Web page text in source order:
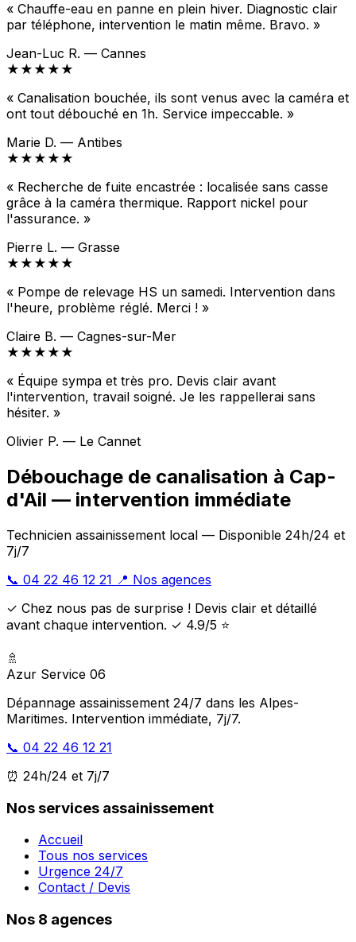
« Chauffe-eau en panne en plein hiver. Diagnostic clair
par téléphone, intervention le matin même. Bravo. »
Jean-Luc R. — Cannes
★★★★★
« Canalisation bouchée, ils sont venus avec la caméra et
ont tout débouché en 1h. Service impeccable. »
Marie D. — Antibes
★★★★★
« Recherche de fuite encastrée : localisée sans casse
grâce à la caméra thermique. Rapport nickel pour
l'assurance. »
Pierre L. — Grasse
★★★★★
« Pompe de relevage HS un samedi. Intervention dans
l'heure, problème réglé. Merci ! »
Claire B. — Cagnes-sur-Mer
★★★★★
« Équipe sympa et très pro. Devis clair avant
l'intervention, travail soigné. Je les rappellerai sans
hésiter. »
Olivier P. — Le Cannet
Débouchage de canalisation à Cap-
d'Ail — intervention immédiate
Technicien assainissement local — Disponible 24h/24 et
7j/7
📞 04 22 46 12 21 📍 Nos agences
✓ Chez nous pas de surprise ! Devis clair et détaillé
avant chaque intervention. ✓ 4.9/5 ⭐
🚿
Azur Service 06
Dépannage assainissement 24/7 dans les Alpes-
Maritimes. Intervention immédiate, 7j/7.
📞 04 22 46 12 21
⏰ 24h/24 et 7j/7
Nos services assainissement
Accueil
Tous nos services
Urgence 24/7
Contact / Devis
Nos 8 agences